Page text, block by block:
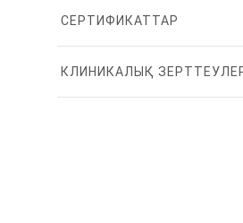
СЕРТИФИКАТТАР
КЛИНИКАЛЫҚ